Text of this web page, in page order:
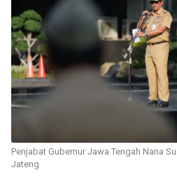
Penjabat Gubernur Jawa Tengah Nana
Jateng